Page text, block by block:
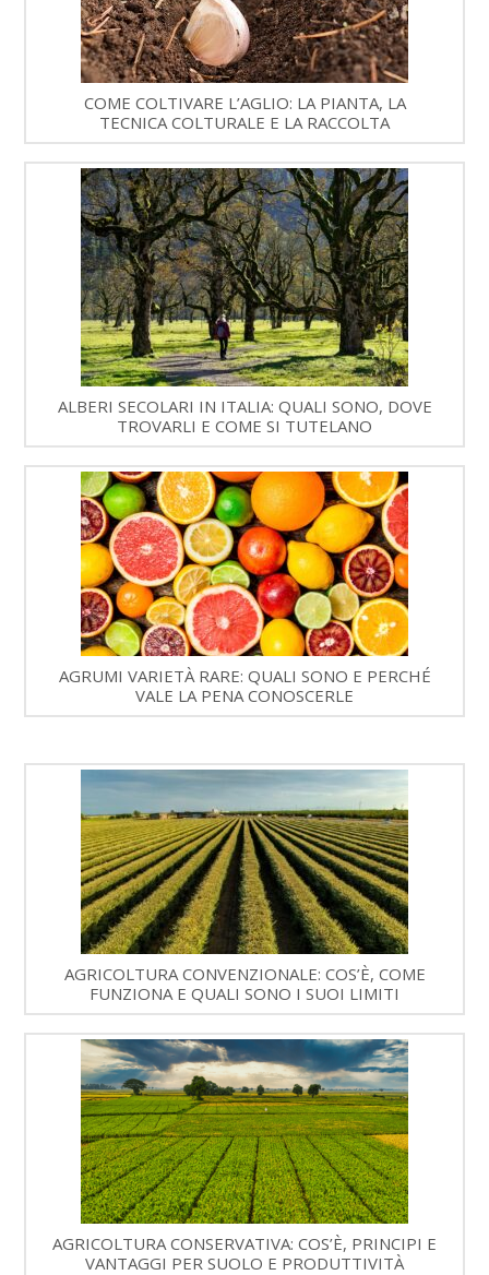
COME COLTIVARE L’AGLIO: LA PIANTA, LA
TECNICA COLTURALE E LA RACCOLTA
ALBERI SECOLARI IN ITALIA: QUALI SONO, DOVE
TROVARLI E COME SI TUTELANO
AGRUMI VARIETÀ RARE: QUALI SONO E PERCHÉ
VALE LA PENA CONOSCERLE
AGRICOLTURA CONVENZIONALE: COS’È, COME
FUNZIONA E QUALI SONO I SUOI LIMITI
AGRICOLTURA CONSERVATIVA: COS’È, PRINCIPI E
VANTAGGI PER SUOLO E PRODUTTIVITÀ